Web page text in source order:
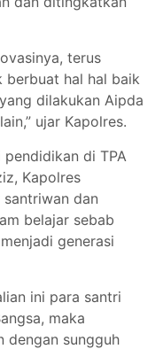
terus
berbuat hal hal baik
dilakukan Aipda
ujar Kapolres.
di TPA
Kapolres
dan
belajar sebab
generasi
ini para santri
maka
dengan sungguh